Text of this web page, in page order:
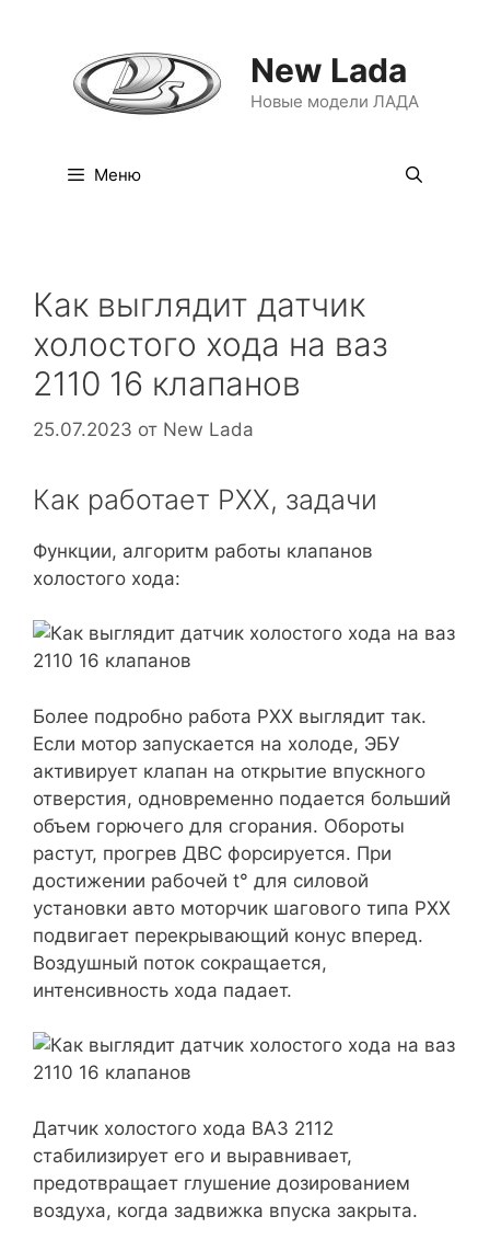
содержимому
New Lada
Новые модели ЛАДА
Меню
Как выглядит датчик
холостого хода на ваз
2110 16 клапанов
25.07.2023 от New Lada
Как работает РХХ, задачи
Функции, алгоритм работы клапанов
холостого хода:
Более подробно работа РХХ выглядит так.
Если мотор запускается на холоде, ЭБУ
активирует клапан на открытие впускного
отверстия, одновременно подается больший
объем горючего для сгорания. Обороты
растут, прогрев ДВС форсируется. При
достижении рабочей t° для силовой
установки авто моторчик шагового типа РХХ
подвигает перекрывающий конус вперед.
Воздушный поток сокращается,
интенсивность хода падает.
Датчик холостого хода ВАЗ 2112
стабилизирует его и выравнивает,
предотвращает глушение дозированием
воздуха, когда задвижка впуска закрыта.